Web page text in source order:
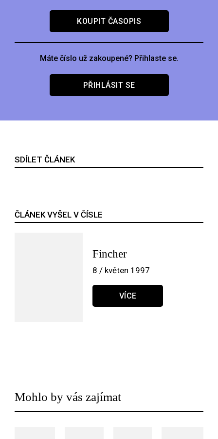
KOUPIT ČASOPIS
Máte číslo už zakoupené? Přihlaste se.
PŘIHLÁSIT SE
SDÍLET ČLÁNEK
ČLÁNEK VYŠEL V ČÍSLE
Fincher
8 / květen 1997
VÍCE
Mohlo by vás zajímat